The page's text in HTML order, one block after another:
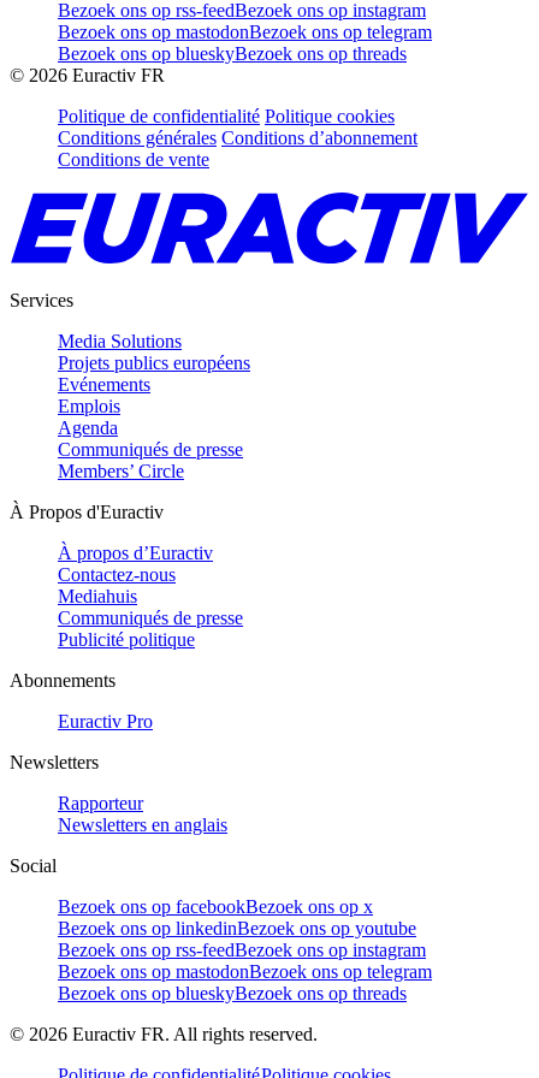
Bezoek ons op rss-feedBezoek ons op instagram
Bezoek ons op mastodonBezoek ons op telegram
Bezoek ons op blueskyBezoek ons op threads
© 2026 Euractiv FR
Politique de confidentialité Politique cookies
Conditions générales Conditions d’abonnement
Conditions de vente
Services
Media Solutions
Projets publics européens
Evénements
Emplois
Agenda
Communiqués de presse
Members’ Circle
À Propos d'Euractiv
À propos d’Euractiv
Contactez-nous
Mediahuis
Communiqués de presse
Publicité politique
Abonnements
Euractiv Pro
Newsletters
Rapporteur
Newsletters en anglais
Social
Bezoek ons op facebookBezoek ons op x
Bezoek ons op linkedinBezoek ons op youtube
Bezoek ons op rss-feedBezoek ons op instagram
Bezoek ons op mastodonBezoek ons op telegram
Bezoek ons op blueskyBezoek ons op threads
© 2026 Euractiv FR. All rights reserved.